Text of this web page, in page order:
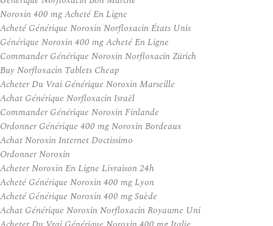
Noroxin 400 mg Acheté En Ligne
Acheté Générique Noroxin Norfloxacin États Unis
Générique Noroxin 400 mg Acheté En Ligne
Commander Générique Noroxin Norfloxacin Zürich
Buy Norfloxacin Tablets Cheap
Acheter Du Vrai Générique Noroxin Marseille
Achat Générique Norfloxacin Israël
Commander Générique Noroxin Finlande
Ordonner Générique 400 mg Noroxin Bordeaux
Achat Noroxin Internet Doctissimo
Ordonner Noroxin
Acheter Noroxin En Ligne Livraison 24h
Acheté Générique Noroxin 400 mg Lyon
Acheté Générique Noroxin 400 mg Suède
Achat Générique Noroxin Norfloxacin Royaume Uni